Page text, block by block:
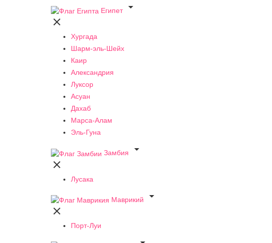
Египет


Хургада
Шарм-эль-Шейх
Каир
Александрия
Луксор
Асуан
Дахаб
Марса-Алам
Эль-Гуна
Замбия


Лусака
Маврикий


Порт-Луи